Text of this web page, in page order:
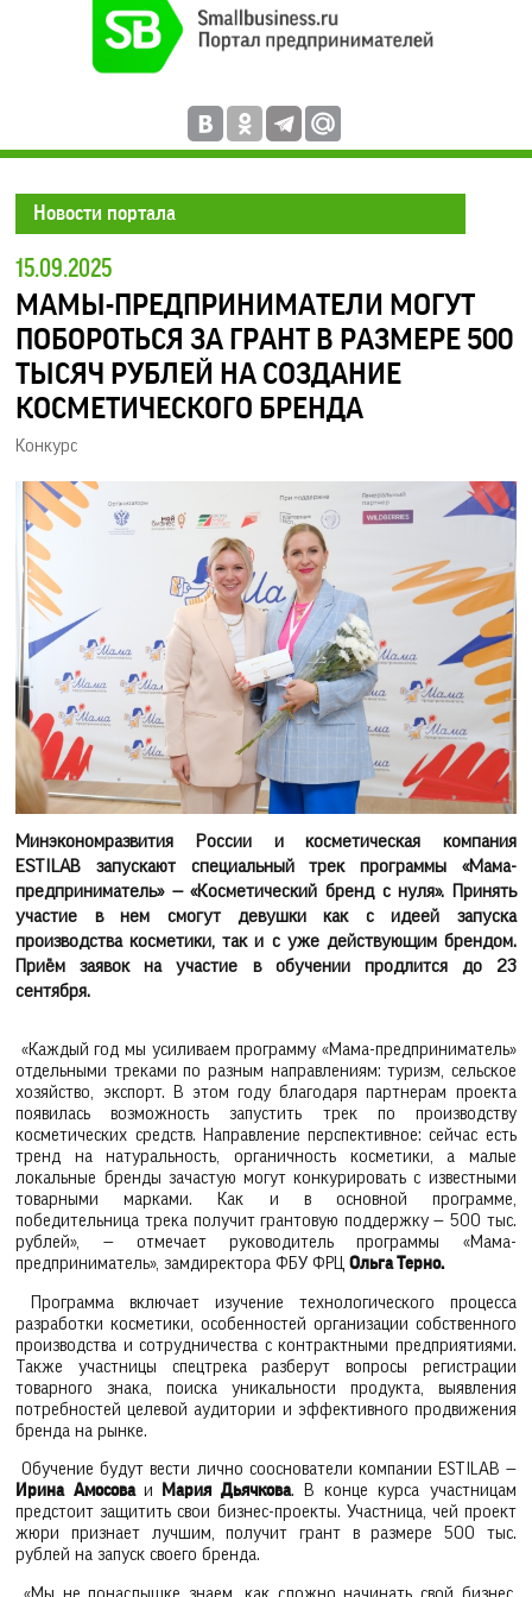
Новости портала
15.09.2025
МАМЫ-ПРЕДПРИНИМАТЕЛИ МОГУТ
ПОБОРОТЬСЯ ЗА ГРАНТ В РАЗМЕРЕ 500
ТЫСЯЧ РУБЛЕЙ НА СОЗДАНИЕ
КОСМЕТИЧЕСКОГО БРЕНДА
Конкурс
Минэкономразвития России и косметическая компания
ESTILAB запускают специальный трек программы «Мама-
предприниматель» — «Косметический бренд с нуля». Принять
участие в нем смогут девушки как с идеей запуска
производства косметики, так и с уже действующим брендом.
Приём заявок на участие в обучении продлится до 23
сентября.
«Каждый год мы усиливаем программу «Мама-предприниматель»
отдельными треками по разным направлениям: туризм, сельское
хозяйство, экспорт. В этом году благодаря партнерам проекта
появилась возможность запустить трек по производству
косметических средств. Направление перспективное: сейчас есть
тренд на натуральность, органичность косметики, а малые
локальные бренды зачастую могут конкурировать с известными
товарными марками. Как и в основной программе,
победительница трека получит грантовую поддержку — 500 тыс.
рублей», — отмечает руководитель программы «Мама-
предприниматель», замдиректора ФБУ ФРЦОльга Терно.
Программа включает изучение технологического процесса
разработки косметики, особенностей организации собственного
производства и сотрудничества с контрактными предприятиями.
Также участницы спецтрека разберут вопросы регистрации
товарного знака, поиска уникальности продукта, выявления
потребностей целевой аудитории и эффективного продвижения
бренда на рынке.
Обучение будут вести лично сооснователи компании ESTILAB —
Ирина Амосова и Мария Дьячкова. В конце курса участницам
предстоит защитить свои бизнес-проекты. Участница, чей проект
жюри признает лучшим, получит грант в размере 500 тыс.
рублей на запуск своего бренда.